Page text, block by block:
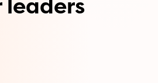
leaders